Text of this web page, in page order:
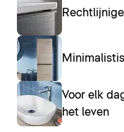
Voor elk
het leven